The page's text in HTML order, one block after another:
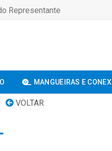
Representante
MANGUEIRAS E
VOLTAR